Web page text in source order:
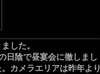
した。
日陰で昼宴会に徹しまし
カメラエリアは昨年より